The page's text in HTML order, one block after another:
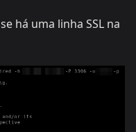
se há uma linha SSL na